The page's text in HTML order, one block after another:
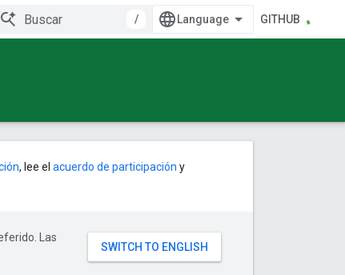
/ GITHUB
, lee el acuerdo de participación y
Las